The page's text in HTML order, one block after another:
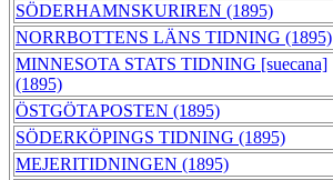
SÖDERHAMNSKURIREN (1895)
NORRBOTTENS LÄNS TIDNING (1895)
MINNESOTA STATS TIDNING [suecana]
(1895)
ÖSTGÖTAPOSTEN (1895)
SÖDERKÖPINGS TIDNING (1895)
MEJERITIDNINGEN (1895)